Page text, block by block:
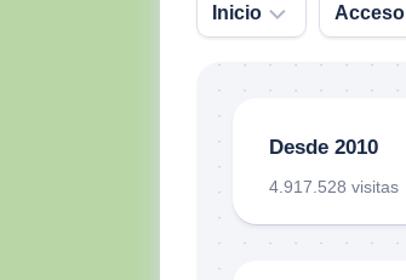
Inicio
Donativos
Acceso
Desde 2010
4.917.528 visitas